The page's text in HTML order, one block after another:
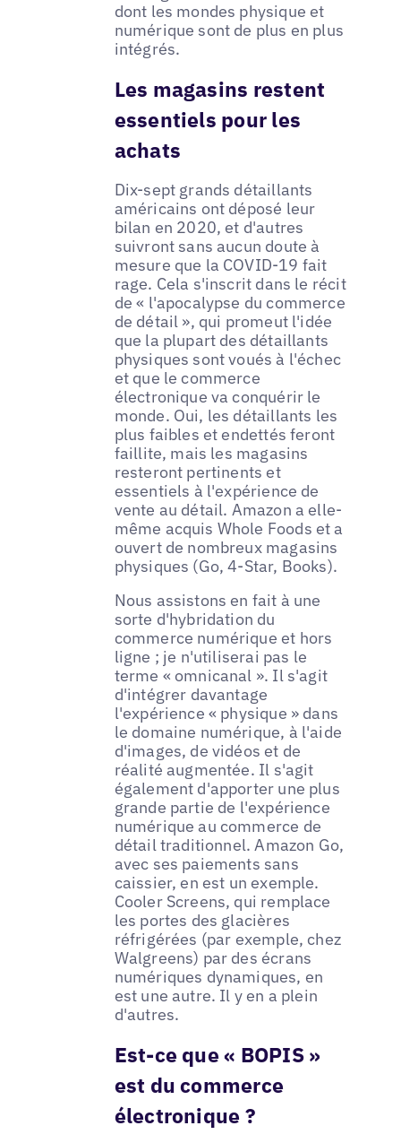
dont les mondes physique et
numérique sont de plus en plus
intégrés.
Les magasins restent
essentiels pour les
achats
Dix-sept grands détaillants
américains ont déposé leur
bilan en 2020, et d'autres
suivront sans aucun doute à
mesure que la COVID-19 fait
rage. Cela s'inscrit dans le récit
de « l'apocalypse du commerce
de détail », qui promeut l'idée
que la plupart des détaillants
physiques sont voués à l'échec
et que le commerce
électronique va conquérir le
monde. Oui, les détaillants les
plus faibles et endettés feront
faillite, mais les magasins
resteront pertinents et
essentiels à l'expérience de
vente au détail. Amazon a elle-
même acquis Whole Foods et a
ouvert de nombreux magasins
physiques (Go, 4-Star, Books).
Nous assistons en fait à une
sorte d'hybridation du
commerce numérique et hors
ligne ; je n'utiliserai pas le
terme « omnicanal ». Il s'agit
d'intégrer davantage
l'expérience « physique » dans
le domaine numérique, à l'aide
d'images, de vidéos et de
réalité augmentée. Il s'agit
également d'apporter une plus
grande partie de l'expérience
numérique au commerce de
détail traditionnel. Amazon Go,
avec ses paiements sans
caissier, en est un exemple.
Cooler Screens, qui remplace
les portes des glacières
réfrigérées (par exemple, chez
Walgreens) par des écrans
numériques dynamiques, en
est une autre. Il y en a plein
d'autres.
Est-ce que « BOPIS »
est du commerce
électronique ?